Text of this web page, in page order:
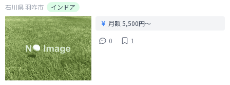
石川県羽咋市
インドア
月額 5,500円〜
0
1